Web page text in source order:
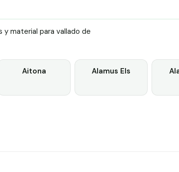
material para vallado de
Aitona Alamus Els